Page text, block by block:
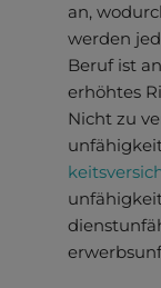
an,
werden
Beruf ist
erhöhtes
Nicht zu